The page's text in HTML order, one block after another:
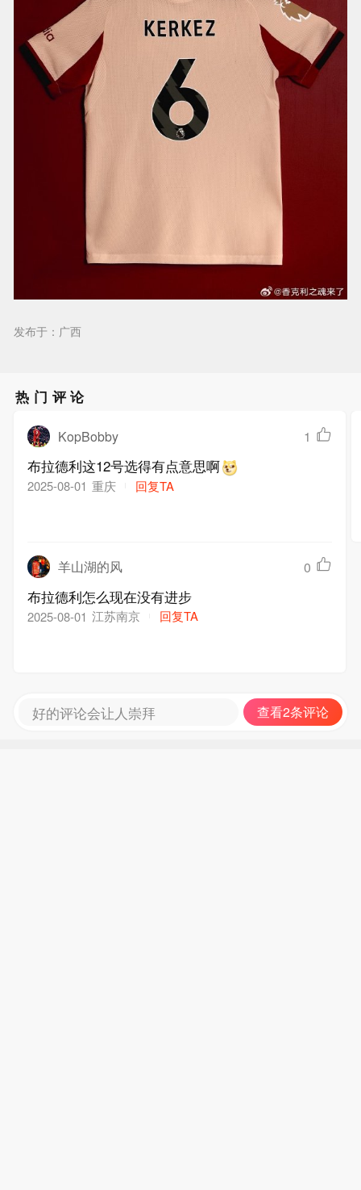
发布于：广西
热门评论
KopBobby 1
布拉德利这12号选得有点意思啊
2025-08-01 重庆 回复TA
羊山湖的风 0
布拉德利怎么现在没有进步
2025-08-01 江苏南京 回复TA
好的评论会让人崇拜 查看2条评论